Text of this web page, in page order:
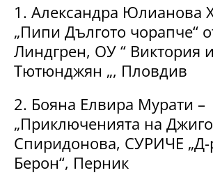
1. Александра Юлианова
„Пипи Дългото чорапче“
Линдгрен, ОУ “ Виктория
Тютюнджян „, Пловдив
2. Бояна Елвира Мурати –
„Приключенията на
Спиридонова, СУРИЧЕ
Берон“, Перник